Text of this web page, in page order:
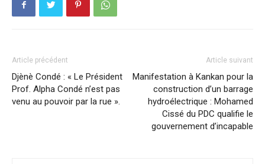
Article précédent
Djènè Condé : « Le Président
Prof. Alpha Condé n’est pas
venu au pouvoir par la rue ».
Article suivant
Manifestation à Kankan pour la
construction d’un barrage
hydroélectrique : Mohamed
Cissé du PDC qualifie le
gouvernement d’incapable